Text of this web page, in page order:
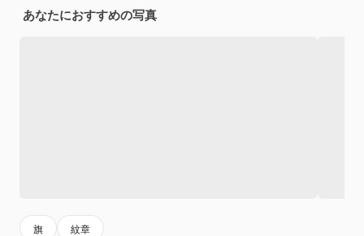
あなたにおすすめの写真
旗 紋章